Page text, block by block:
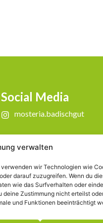
verwalten
wir Technologien wie
darauf zuzugreifen. Wenn du
wie das Surfverhalten oder
deine Zustimmung nicht erteilst
und Funktionen beeinträchtigt
Social Media
mosteria.badischgut